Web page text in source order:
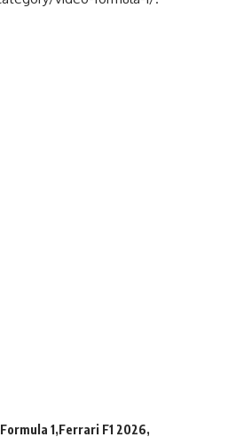
1 Ferrari F1 2026